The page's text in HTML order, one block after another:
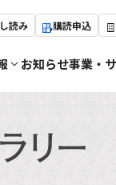
読み 購読申込
お知らせ事業・